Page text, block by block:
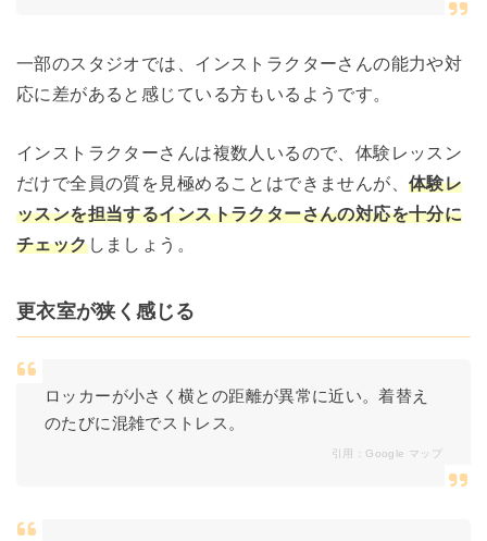
一部のスタジオでは、インストラクターさんの能力や対
応に差があると感じている方もいるようです。
インストラクターさんは複数人いるので、体験レッスン
だけで全員の質を見極めることはできませんが、体験レ
ッスンを担当するインストラクターさんの対応を十分に
チェックしましょう。
更衣室が狭く感じる
ロッカーが小さく横との距離が異常に近い。着替え
のたびに混雑でストレス。
引用： Google マップ